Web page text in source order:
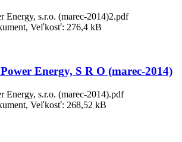
Energy, s.r.o. (marec-2014)2.pdf
Veľkosť: 276,4 kB
Energy, S R O (marec-2014)
Energy, s.r.o. (marec-2014).pdf
Veľkosť: 268,52 kB